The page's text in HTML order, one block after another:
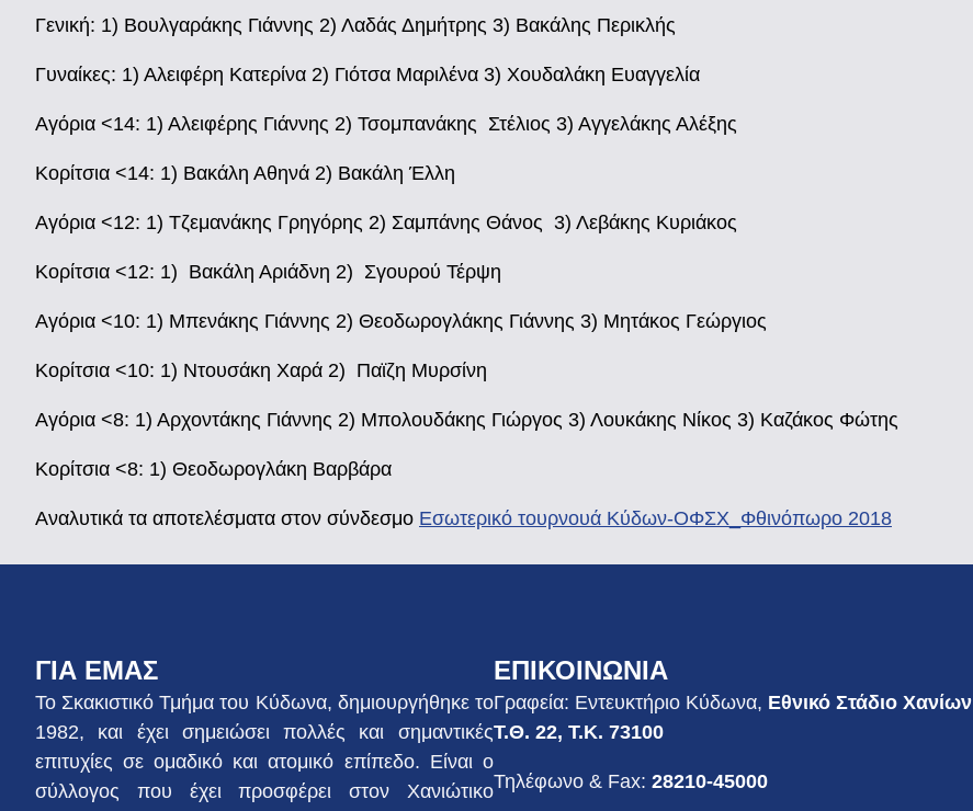
Γενική: 1) Βουλγαράκης Γιάννης 2) Λαδάς Δημήτρης 3) Βακάλης Περικλής
Γυναίκες: 1) Αλειφέρη Κατερίνα 2) Γιότσα Μαριλένα 3) Χουδαλάκη Ευαγγελία
Αγόρια <14: 1) Αλειφέρης Γιάννης 2) Τσομπανάκης Στέλιος 3) Αγγελάκης Αλέξης
Κορίτσια <14: 1) Βακάλη Αθηνά 2) Βακάλη Έλλη
Αγόρια <12: 1) Τζεμανάκης Γρηγόρης 2) Σαμπάνης Θάνος 3) Λεβάκης Κυριάκος
Κορίτσια <12: 1) Βακάλη Αριάδνη 2) Σγουρού Τέρψη
Αγόρια <10: 1) Μπενάκης Γιάννης 2) Θεοδωρογλάκης Γιάννης 3) Μητάκος Γεώργιος
Κορίτσια <10: 1) Ντουσάκη Χαρά 2) Παϊζη Μυρσίνη
Αγόρια <8: 1) Αρχοντάκης Γιάννης 2) Μπολουδάκης Γιώργος 3) Λουκάκης Νίκος 3) Καζάκος Φώτης
Κορίτσια <8: 1) Θεοδωρογλάκη Βαρβάρα
Αναλυτικά τα αποτελέσματα στον σύνδεσμο Εσωτερικό τουρνουά Κύδων-ΟΦΣΧ_Φθινόπωρο 2018
ΓΙΑ ΕΜΑΣ
Το Σκακιστικό Τμήμα του Κύδωνα, δημιουργήθηκε το
1982, και έχει σημειώσει πολλές και σημαντικές
επιτυχίες σε ομαδικό και ατομικό επίπεδο. Είναι ο
σύλλογος που έχει προσφέρει στον Χανιώτικο
ΕΠΙΚΟΙΝΩΝΙΑ
Γραφεία: Εντευκτήριο Κύδωνα, Εθνικό Στάδιο Χανίων
Τ.Θ. 22, Τ.Κ. 73100
Τηλέφωνο & Fax: 28210-45000